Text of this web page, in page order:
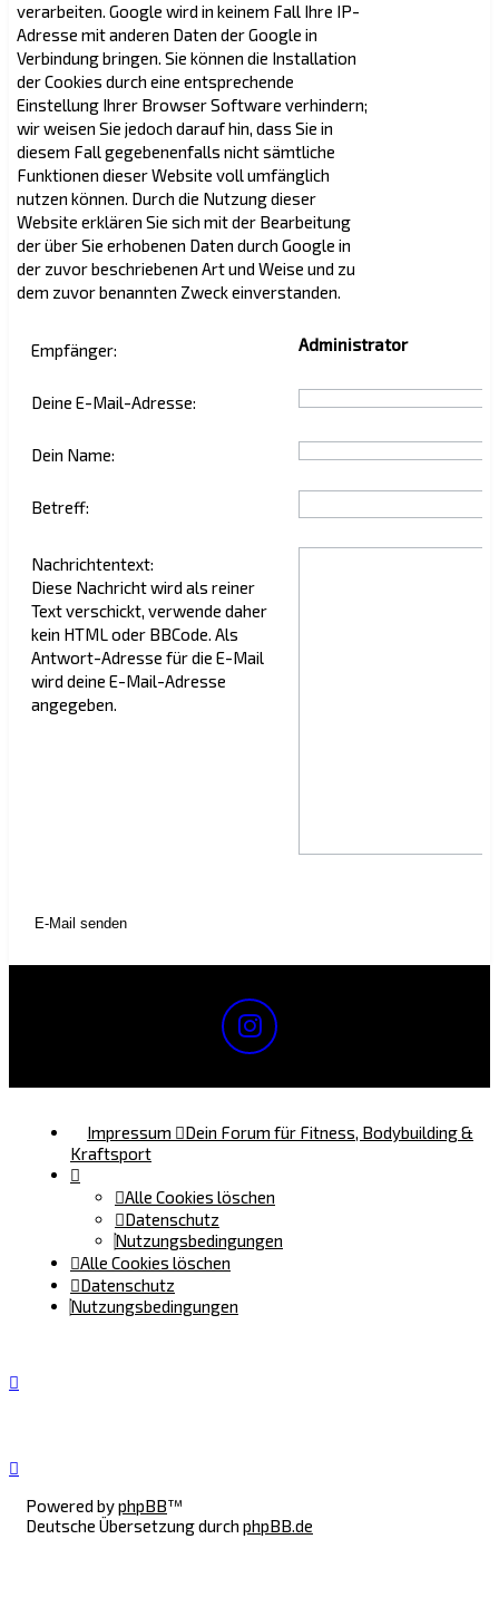
verarbeiten. Google wird in keinem Fall Ihre IP-
Adresse mit anderen Daten der Google in
Verbindung bringen. Sie können die Installation
der Cookies durch eine entsprechende
Einstellung Ihrer Browser Software verhindern;
wir weisen Sie jedoch darauf hin, dass Sie in
diesem Fall gegebenenfalls nicht sämtliche
Funktionen dieser Website voll umfänglich
nutzen können. Durch die Nutzung dieser
Website erklären Sie sich mit der Bearbeitung
der über Sie erhobenen Daten durch Google in
der zuvor beschriebenen Art und Weise und zu
dem zuvor benannten Zweck einverstanden.
Empfänger: Administrator
Deine E-Mail-Adresse:
Dein Name:
Betreff:
Nachrichtentext:
Diese Nachricht wird als reiner
Text verschickt, verwende daher
kein HTML oder BBCode. Als
Antwort-Adresse für die E-Mail
wird deine E-Mail-Adresse
angegeben.
Impressum
Dein Forum für Fitness, Bodybuilding &
Kraftsport
Alle Cookies löschen
Datenschutz
Nutzungsbedingungen
Alle Cookies löschen
Datenschutz
Nutzungsbedingungen
Powered byphpBB™
Deutsche Übersetzung durch phpBB.de